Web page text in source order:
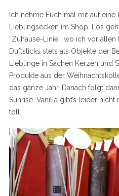
Ich nehme Euch mal mit auf eine
Lieblingsecken im Shop. Los
“Zuhause-Linie”, wo ich vor
Duftsticks stets als Objekte der
Lieblinge in Sachen Kerzen und
Produkte aus der
das ganze Jahr. Danach folgt
Sunrise. Vanilla gibt’s leider
toll.